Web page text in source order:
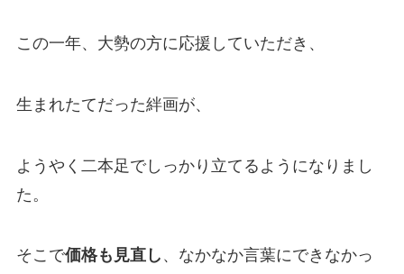
この一年、大勢の方に応援していただき、
生まれたてだった絆画が、
ようやく二本足でしっかり立てるようになりまし
た。
そこで価格も見直し 、なかなか言葉にできなかっ